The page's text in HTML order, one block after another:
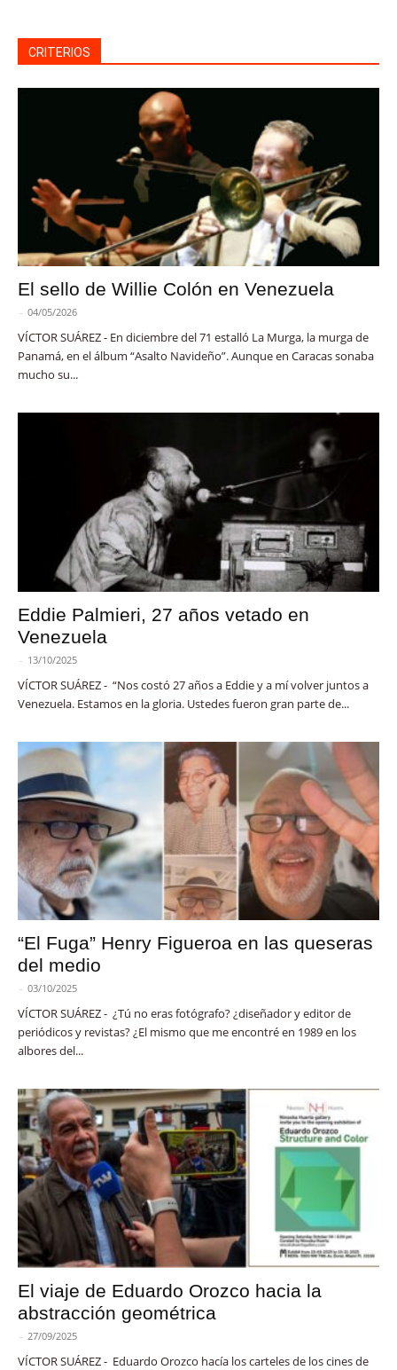
CRITERIOS
El sello de Willie Colón en Venezuela
- 04/05/2026
VÍCTOR SUÁREZ - En diciembre del 71 estalló La Murga, la murga de
Panamá, en el álbum “Asalto Navideño”. Aunque en Caracas sonaba
mucho su...
Eddie Palmieri, 27 años vetado en
Venezuela
- 13/10/2025
VÍCTOR SUÁREZ - “Nos costó 27 años a Eddie y a mí volver juntos a
Venezuela. Estamos en la gloria. Ustedes fueron gran parte de...
“El Fuga” Henry Figueroa en las queseras
del medio
- 03/10/2025
VÍCTOR SUÁREZ - ¿Tú no eras fotógrafo? ¿diseñador y editor de
periódicos y revistas? ¿El mismo que me encontré en 1989 en los
albores del...
El viaje de Eduardo Orozco hacia la
abstracción geométrica
- 27/09/2025
VÍCTOR SUÁREZ - Eduardo Orozco hacía los carteles de los cines de